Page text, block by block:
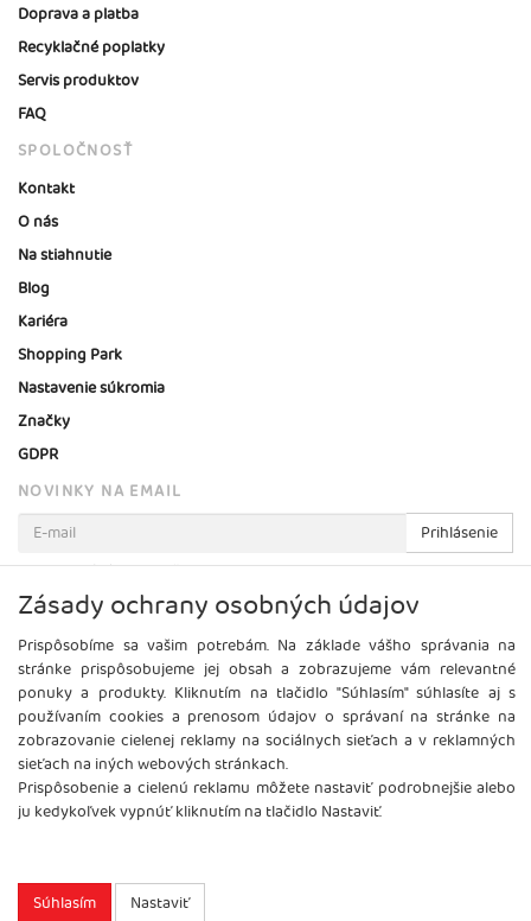
Doprava a platba
Recyklačné poplatky
Servis produktov
FAQ
SPOLOČNOSŤ
Kontakt
O nás
Na stiahnutie
Blog
Kariéra
Shopping Park
Nastavenie súkromia
Značky
GDPR
NOVINKY NA EMAIL
Prihlásenie
Viac informácií o tejto službe
Copyright2026 ©Brel, s.r.o.
Zásady ochrany osobných údajov
Prispôsobíme sa vašim potrebám. Na základe vášho správania na
stránke prispôsobujeme jej obsah a zobrazujeme vám relevantné
ponuky a produkty. Kliknutím na tlačidlo "Súhlasím" súhlasíte aj s
používaním cookies a prenosom údajov o správaní na stránke na
zobrazovanie cielenej reklamy na sociálnych sieťach a v reklamných
sieťach na iných webových stránkach.
Prispôsobenie a cielenú reklamu môžete nastaviť podrobnejšie alebo
ju kedykoľvek vypnúť kliknutím na tlačidlo Nastaviť.
Súhlasím Nastaviť